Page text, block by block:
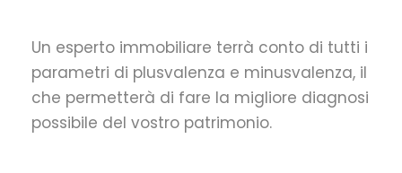
Un esperto immobiliare terrà conto di tutti i
parametri di plusvalenza e minusvalenza, il
che permetterà di fare la migliore diagnosi
possibile del vostro patrimonio.